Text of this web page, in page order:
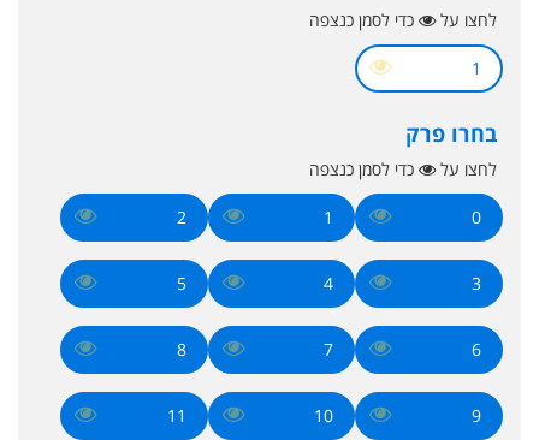
לחצו על כדי לסמן כנצפה
1
בחרו פרק
לחצו על כדי לסמן כנצפה
0
1
2
3
4
5
6
7
8
9
10
11